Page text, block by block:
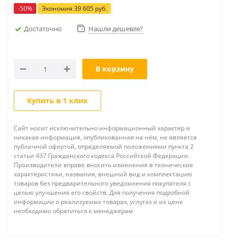
-50% Экономия 39 605 руб.
Достаточно Нашли дешевле?
В корзину
Купить в 1 клик
Сайт носит исключительно информационный характер и
никакая информация, опубликованная на нём, не является
публичной офертой, определяемой положениями пункта 2
статьи 437 Гражданского кодекса Российской Федерации.
Производители вправе вносить изменения в технические
характеристики, названия, внешний вид и комплектацию
товаров без предварительного уведомления покупателя с
целью улучшения его свойств. Для получения подробной
информации о реализуемых товарах, услугах и их цене
необходимо обратиться к менеджерам